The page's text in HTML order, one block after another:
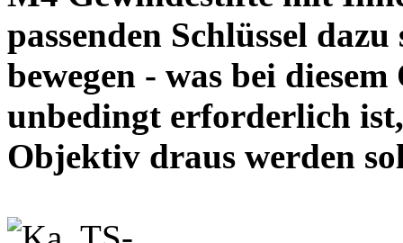
passenden Schlüssel
bewegen - was bei
unbedingt erforderlich
Objektiv draus